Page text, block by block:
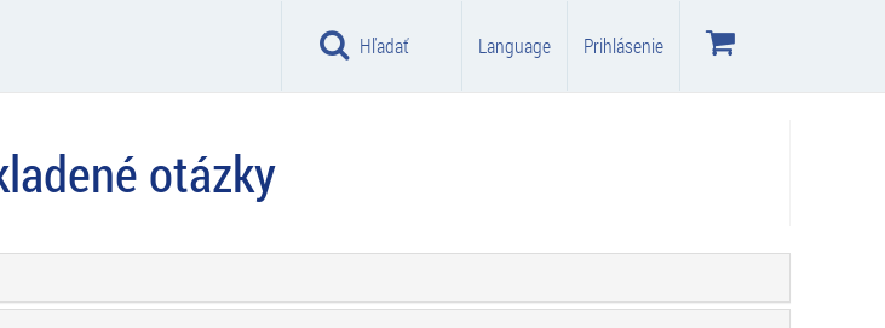
Hľadať Language Prihlásenie
otázky